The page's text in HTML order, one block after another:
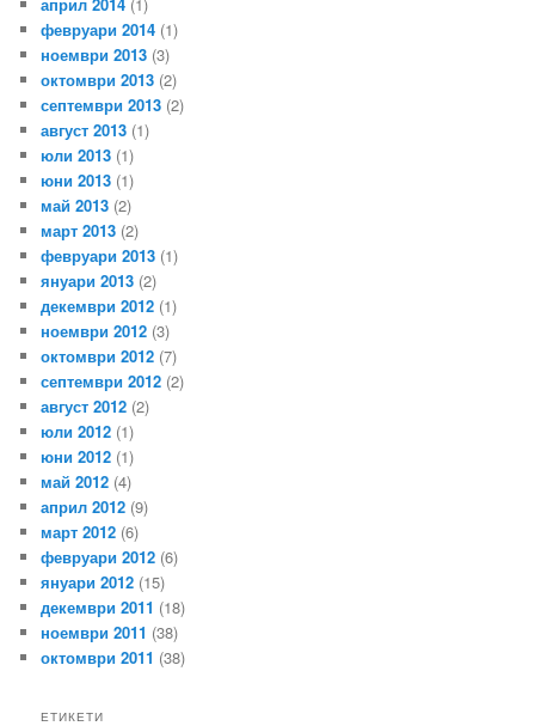
февруари 2014 (1)
ноември 2013 (3)
октомври 2013 (2)
септември 2013 (2)
август 2013 (1)
юли 2013 (1)
юни 2013 (1)
май 2013 (2)
март 2013 (2)
февруари 2013 (1)
януари 2013 (2)
декември 2012 (1)
ноември 2012 (3)
октомври 2012 (7)
септември 2012 (2)
август 2012 (2)
юли 2012 (1)
юни 2012 (1)
май 2012 (4)
април 2012 (9)
март 2012 (6)
февруари 2012 (6)
януари 2012 (15)
декември 2011 (18)
ноември 2011 (38)
октомври 2011 (38)
ЕТИКЕТИ